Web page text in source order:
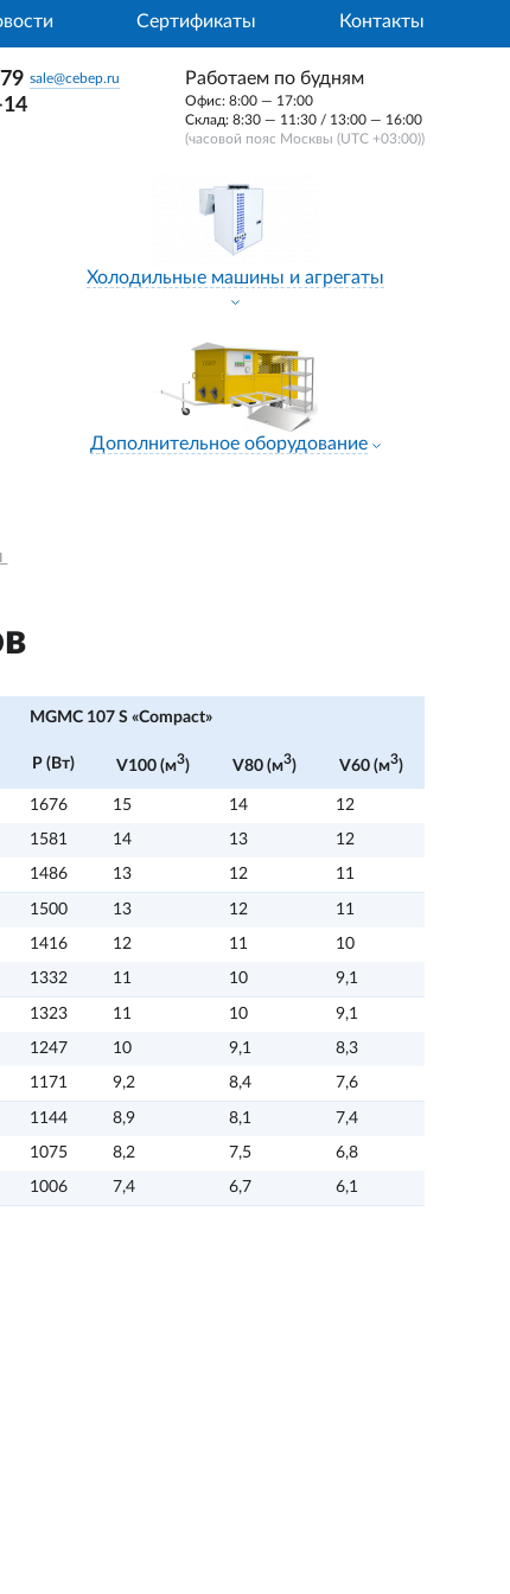
Сертификаты Контакты
sale@cebep.ru Работаем по будням
Офис: 8:00 — 17:00
Склад: 8:30 — 11:30 / 13:00 — 16:00
(часовой пояс Москвы (UTC +03:00))
Холодильные машины и агрегаты
Дополнительное оборудование
MGMC 107 S «Compact»
P (Вт) V100 (м3) V80 (м3) V60 (м3)
1676 15 14 12
1581 14 13 12
1486 13 12 11
1500 13 12 11
1416 12 11 10
1332 11 10 9,1
1323 11 10 9,1
1247 10 9,1 8,3
1171 9,2 8,4 7,6
1144 8,9 8,1 7,4
1075 8,2 7,5 6,8
1006 7,4 6,7 6,1